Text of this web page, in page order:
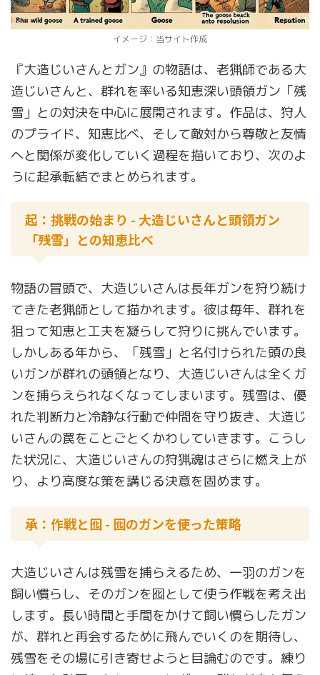
イメージ：当サイト作成
『大造じいさんとガン』の物語は、老猟師である大
造じいさんと、群れを率いる知恵深い頭領ガン「残
雪」との対決を中心に展開されます。作品は、狩人
のプライド、知恵比べ、そして敵対から尊敬と友情
へと関係が変化していく過程を描いており、次のよ
うに起承転結でまとめられます。
起：挑戦の始まり - 大造じいさんと頭領ガン
「残雪」との知恵比べ
物語の冒頭で、大造じいさんは長年ガンを狩り続け
てきた老猟師として描かれます。彼は毎年、群れを
狙って知恵と工夫を凝らして狩りに挑んでいます。
しかしある年から、「残雪」と名付けられた頭の良
いガンが群れの頭領となり、大造じいさんは全くガ
ンを捕らえられなくなってしまいます。残雪は、優
れた判断力と冷静な行動で仲間を守り抜き、大造じ
いさんの罠をことごとくかわしていきます。こうし
た状況に、大造じいさんの狩猟魂はさらに燃え上が
り、より高度な策を講じる決意を固めます。
承：作戦と囮 - 囮のガンを使った策略
大造じいさんは残雪を捕らえるため、一羽のガンを
飼い慣らし、そのガンを囮として使う作戦を考え出
します。長い時間と手間をかけて飼い慣らしたガン
が、群れと再会するために飛んでいくのを期待し、
残雪をその場に引き寄せようと目論むのです。練り